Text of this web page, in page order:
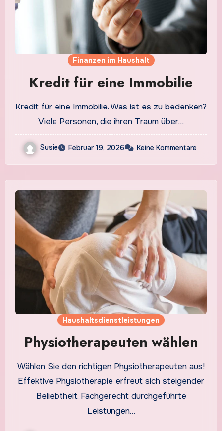
Finanzen im Haushalt
Kredit für eine Immobilie
Kredit für eine Immobilie. Was ist es zu bedenken?
Viele Personen, die ihren Traum über…
Susie Februar 19, 2026 Keine Kommentare
Haushaltsdienstleistungen
Physiotherapeuten wählen
Wählen Sie den richtigen Physiotherapeuten aus!
Effektive Physiotherapie erfreut sich steigender
Beliebtheit. Fachgerecht durchgeführte
Leistungen…